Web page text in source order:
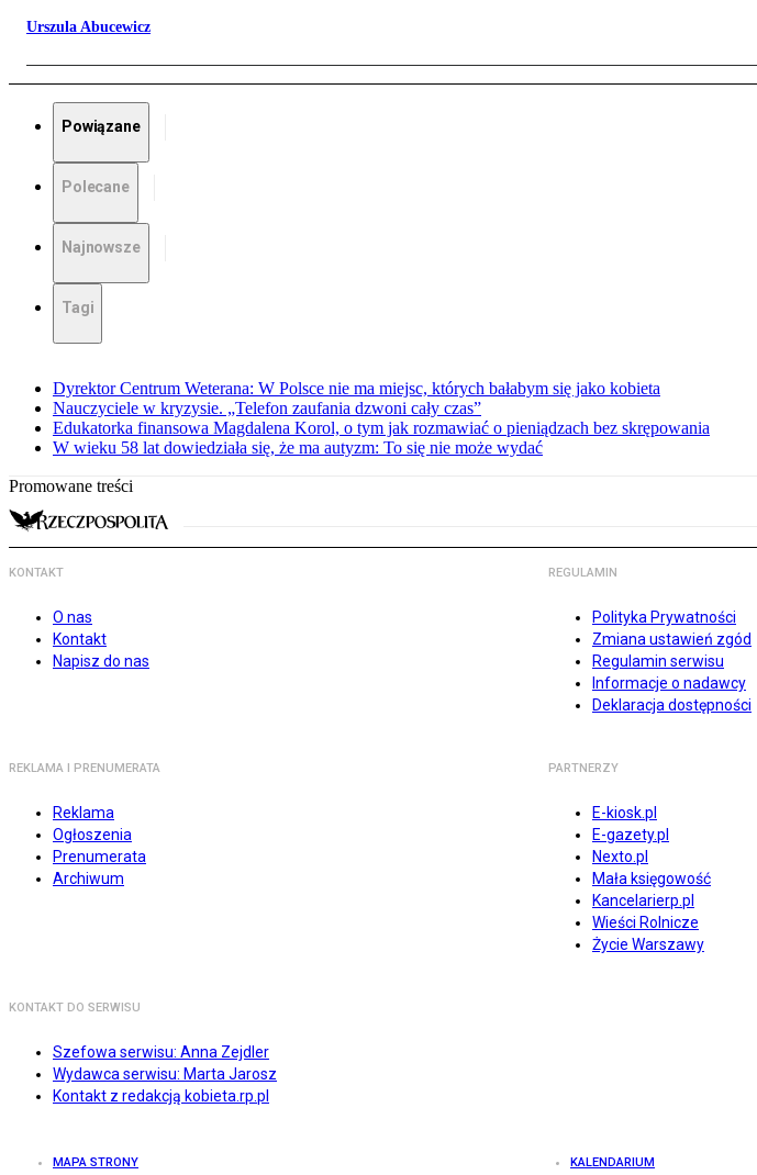
Urszula Abucewicz
Powiązane
Polecane
Najnowsze
Tagi
Dyrektor Centrum Weterana: W Polsce nie ma miejsc, których bałabym się jako kobieta
Nauczyciele w kryzysie. „Telefon zaufania dzwoni cały czas”
Edukatorka finansowa Magdalena Korol, o tym jak rozmawiać o pieniądzach bez skrępowania
W wieku 58 lat dowiedziała się, że ma autyzm: To się nie może wydać
Promowane treści
KONTAKT
O nas
Kontakt
Napisz do nas
REGULAMIN
Polityka Prywatności
Zmiana ustawień zgód
Regulamin serwisu
Informacje o nadawcy
Deklaracja dostępności
REKLAMA I PRENUMERATA
Reklama
Ogłoszenia
Prenumerata
Archiwum
PARTNERZY
E-kiosk.pl
E-gazety.pl
Nexto.pl
Mała księgowość
Kancelarierp.pl
Wieści Rolnicze
Życie Warszawy
KONTAKT DO SERWISU
Szefowa serwisu: Anna Zejdler
Wydawca serwisu: Marta Jarosz
Kontakt z redakcją kobieta.rp.pl
MAPA STRONY KALENDARIUM